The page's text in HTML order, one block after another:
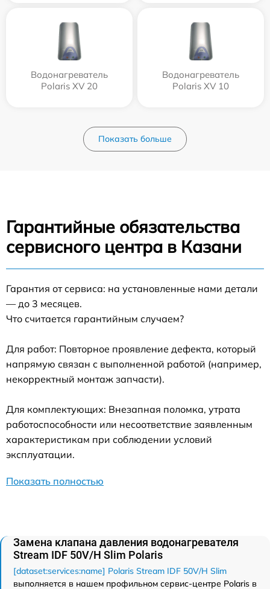
Водонагреватель
Polaris XV 20
Водонагреватель
Polaris XV 10
Показать больше
Гарантийные обязательства
сервисного центра в Казани
Гарантия от сервиса: на установленные нами детали
— до 3 месяцев.
Что считается гарантийным случаем?
Для работ: Повторное проявление дефекта, который
напрямую связан с выполненной работой (например,
некорректный монтаж запчасти).
Для комплектующих: Внезапная поломка, утрата
работоспособности или несоответствие заявленным
характеристикам при соблюдении условий
эксплуатации.
Показать полностью
Замена клапана давления водонагревателя
Stream IDF 50V/H Slim Polaris
[dataset:services:name] Polaris Stream IDF 50V/H Slim
выполняется в нашем профильном сервис-центре Polaris в